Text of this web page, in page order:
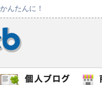
んたんに！